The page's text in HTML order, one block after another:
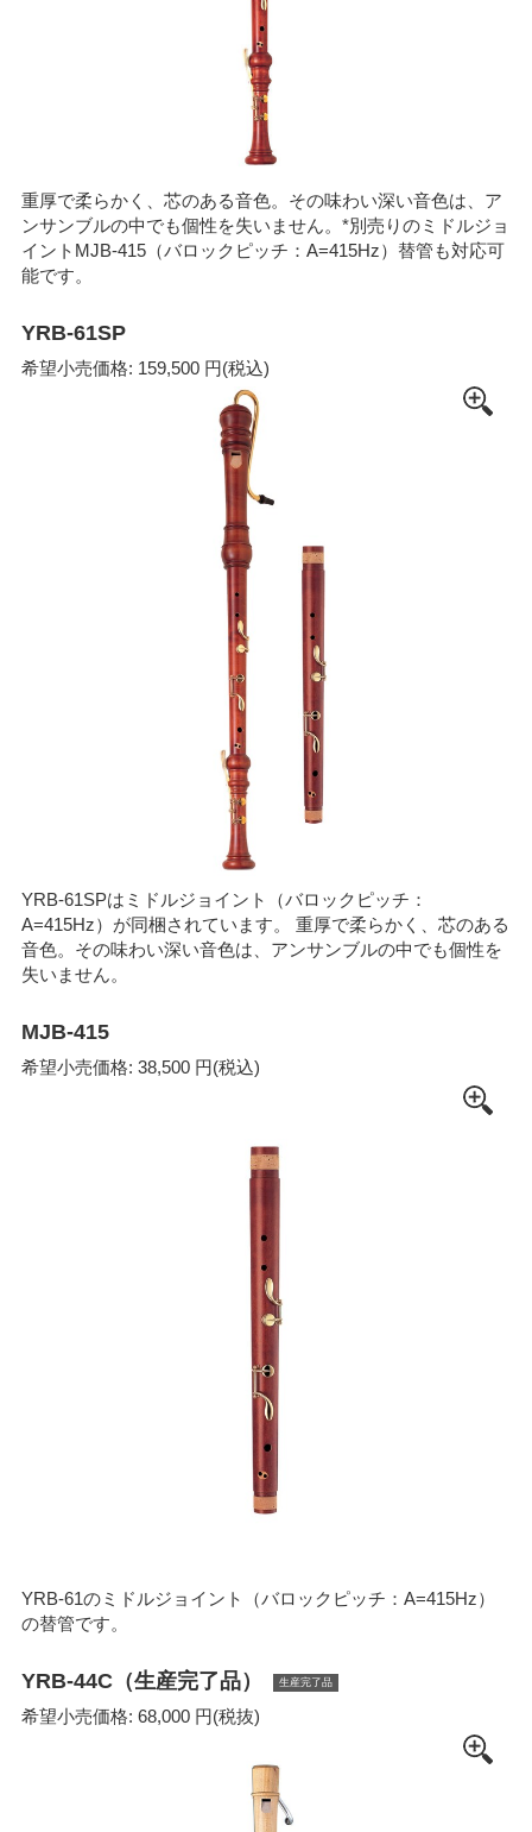
重厚で柔らかく、芯のある音色。その味わい深い音色は、ア
ンサンブルの中でも個性を失いません。*別売りのミドルジョ
イントMJB-415（バロックピッチ：A=415Hz）替管も対応可
能です。
YRB-61SP
希望小売価格: 159,500 円(税込)
YRB-61SPはミドルジョイント（バロックピッチ：
A=415Hz）が同梱されています。 重厚で柔らかく、芯のある
音色。その味わい深い音色は、アンサンブルの中でも個性を
失いません。
MJB-415
希望小売価格: 38,500 円(税込)
YRB-61のミドルジョイント（バロックピッチ：A=415Hz）
の替管です。
YRB-44C（生産完了品） 生産完了品
希望小売価格: 68,000 円(税抜)